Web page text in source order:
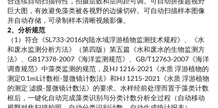
水体中的浮游植物或藻类种类和数量，以及颗粒度分布是研究水环
境的重要依据，历来采用人工作业判定，相当费时费力。万深
AlgaeAC-F1型藻类自动分类计数仪可有效解决用户的该痛点问题，
主要用于生态学调查、渔业、水产养殖、教育等行业，对水体中的
浮游植物（藻类）样品做自动分类计数、大小测量、种类分类以及
生物量测定。AlgaeAC-F1型能帮助减轻以往繁重的检测工作量，是
生态调查监测的必备工具。
二、藻类自动分类计数模块
1、成像系统
成像1个0.1mL藻类计数框的自动对焦拍照时间≤2.5分钟（20X物
镜、各100个视野、2000万像素高分辨率相机）。成像支持20X、